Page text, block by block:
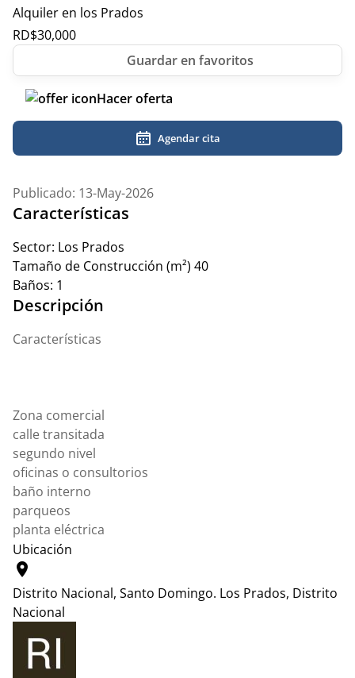
Alquiler en los Prados
RD$30,000
Hacer oferta
Agendar cita
Publicado: 13-May-2026
Características
Sector: Los Prados
Tamaño de Construcción (m²) 40
Baños: 1
Descripción
Características
Zona comercial
calle transitada
segundo nivel
oficinas o consultorios
baño interno
parqueos
planta eléctrica
Ubicación
location_on
Distrito Nacional, Santo Domingo. Los Prados, Distrito
Nacional
+
−